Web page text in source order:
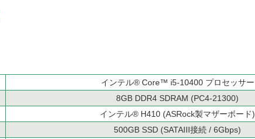
インテル® Core™ i5-10400 プロセッサー
8GB DDR4 SDRAM (PC4-21300)
インテル® H410 (ASRock製マザーボード)
500GB SSD (SATAIII接続 / 6Gbps)